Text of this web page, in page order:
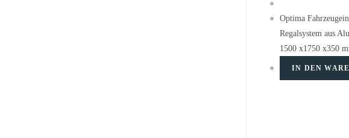
Optima
Regalsystem aus
1500 x1750 x350
IN DEN